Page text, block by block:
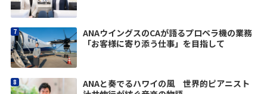
ANAウイングスのCAが語るプロペラ機の業務
「お客様に寄り添う仕事」を目指して
ANAと奏でるハワイの風 世界的ピアニスト